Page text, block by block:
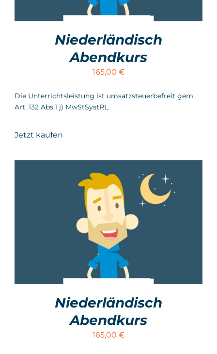
Niederländisch
Abendkurs
165,00 €
Die Unterrichtsleistung ist umsatzsteuerbefreit gem.
Art. 132 Abs.1 j) MwStSystRL.
Jetzt kaufen
Niederländisch
Abendkurs
165,00 €